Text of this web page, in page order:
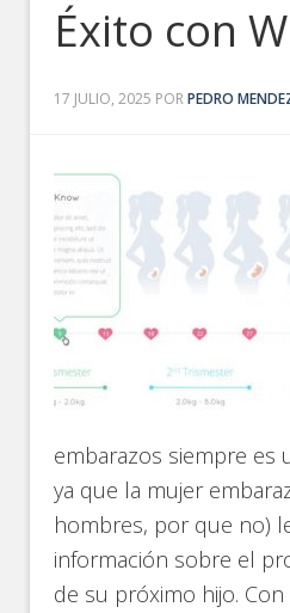
Éxito con
17 JULIO, 2025 PORPEDRO
embarazos siempre es
ya que la mujer
hombres, por que no)
información sobre el
de su próximo hijo.